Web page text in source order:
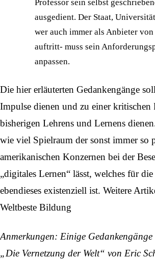
Professor sein selbst
ausgedient. Der Staat,
wer auch immer als Anbieter
auftritt- muss sein
anpassen.
Die hier erläuterten Gedankengänge
Impulse dienen und zu einer kritischen
bisherigen Lehrens und Lernens
wie viel Spielraum der sonst immer so
amerikanischen Konzernen bei der
„digitales Lernen“ lässt, welches für
ebendieses existenziell ist. Weitere
Weltbeste Bildung
Anmerkungen: Einige
„Die Vernetzung der Welt“ von Eric